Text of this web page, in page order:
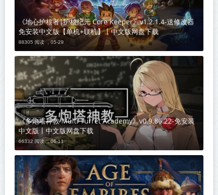
《地心护核者|护核纪元 Core Keeper》v1.2.1.4-送修改器
免安装中文版【单机+联机】丨中文版网盘下载
88305 阅读 ，05-29
《多炮塔神教 Multi Turret Academy》v0.9.86.22-免安装
中文版丨中文版网盘下载
66332 阅读 ，06-11